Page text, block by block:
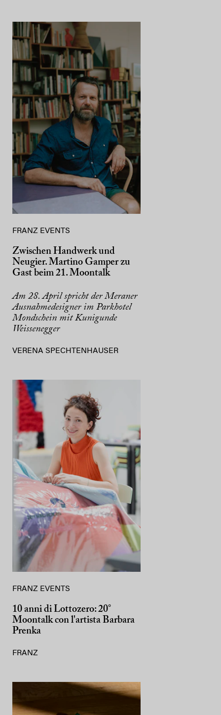
FRANZ EVENTS
Zwischen Handwerk und
Neugier. Martino Gamper zu
Gast beim 21. Moontalk
Am 28. April spricht der Meraner
Ausnahmedesigner im Parkhotel
Mondschein mit Kunigunde
Weissenegger
VERENA SPECHTENHAUSER
FRANZ EVENTS
10 anni di Lottozero: 20°
Moontalk con l'artista Barbara
Prenka
FRANZ